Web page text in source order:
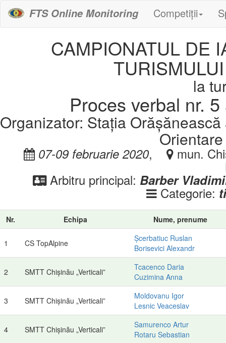
FTS Online Monitoring Competiții
CAMPIONATUL DE
la
Proces verbal nr.
Organizator: Stația
07-09 februarie 2020, mun.
Arbitru principal: Barber
Categorie:
Nr. Echipa Nume, prenume
1 CS TopAlpine
Șcerbatiuc Ruslan
Borisevici Alexandr
2 SMTT Chișinău „Verticali”
Tcacenco Daria
Cuzimina Anna
3 SMTT Chișinău „Verticali”
Moldovanu Igor
Lesnic Veaceslav
4 SMTT Chișinău „Verticali”
Samurenco Artur
Rotaru Sebastian